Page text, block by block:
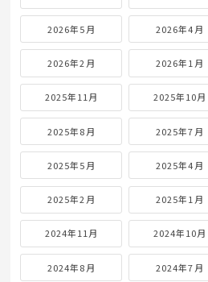
31
« 7月
アーカイブ
2026年8月 2026年7月
2026年5月 2026年4月
2026年2月 2026年1月
2025年11月 2025年10月